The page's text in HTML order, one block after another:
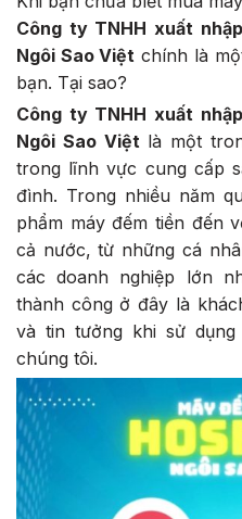
Công ty TNHH xuất
Ngôi Sao Việt chính là
bạn. Tại sao?
Công ty TNHH xuất
Ngôi Sao Việtlà một
trong lĩnh vực cung cấp
đình. Trong nhiều năm
phẩm máy đếm tiền đến
cả nước, từ những cá
các doanh nghiệp lớn
thành công ở đây là
và tin tưởng khi sử
chúng tôi.